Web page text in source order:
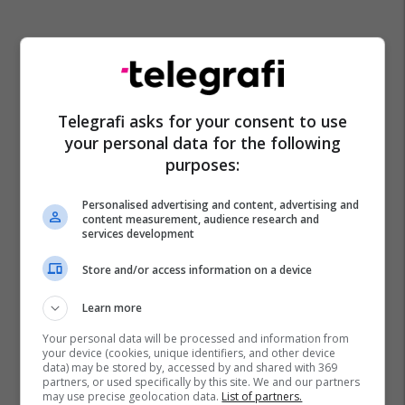
Telegrafi asks for your consent to use
your personal data for the following
purposes:
Personalised advertising and content, advertising and
content measurement, audience research and
services development
Store and/or access information on a device
Learn more
Your personal data will be processed and information from
your device (cookies, unique identifiers, and other device
data) may be stored by, accessed by and shared with 369
partners, or used specifically by this site. We and our partners
may use precise geolocation data. List of partners.